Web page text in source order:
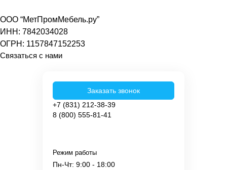
ООО “МетПромМебель.ру”
ИНН: 7842034028
ОГРН: 1157847152253
Связаться с нами
8 (800) 555-81-41
+7 (831) 212-38-39
Заказать звонок
Режим работы
Пн-Чт: 9:00 - 18:00